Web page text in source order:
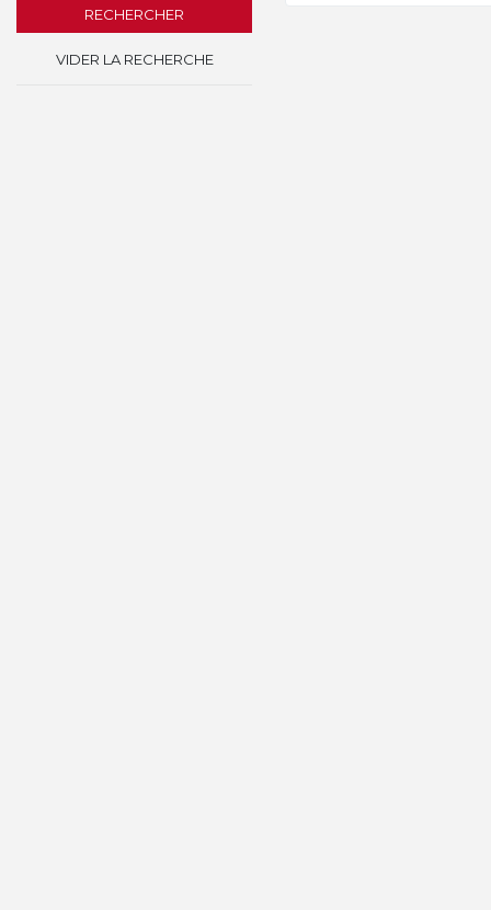
RECHERCHER
VIDER LA RECHERCHE